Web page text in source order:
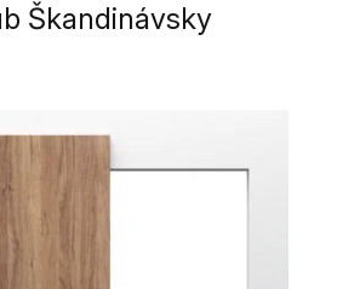
Škandinávsky